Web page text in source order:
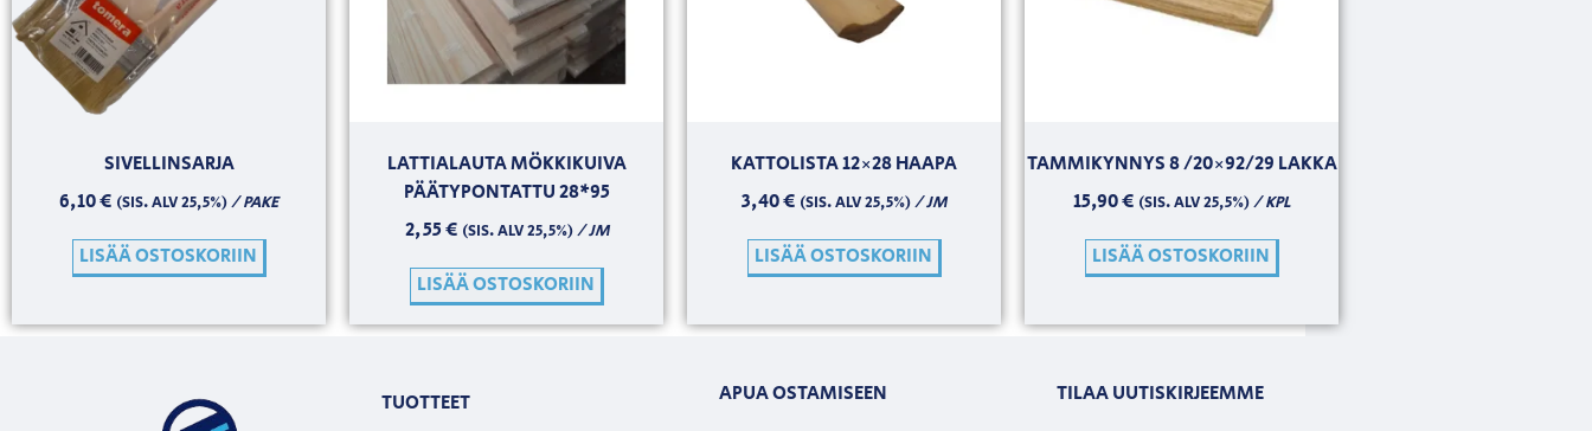
SIVELLINSARJA
6,10€ (SIS. ALV 25,5%)/ PAKE
LISÄÄ OSTOSKORIIN
LATTIALAUTA MÖKKIKUIVA
PÄÄTYPONTATTU 28*95
2,55€ (SIS. ALV 25,5%)/ JM
LISÄÄ OSTOSKORIIN
KATTOLISTA 12×28 HAAPA
3,40€ (SIS. ALV 25,5%)/ JM
LISÄÄ OSTOSKORIIN
TAMMIKYNNYS 8 /20×92/29 LAKKA
15,90€ (SIS. ALV 25,5%)/ KPL
LISÄÄ OSTOSKORIIN
TUOTTEET
APUA OSTAMISEEN
TILAA UUTISKIRJEEMME